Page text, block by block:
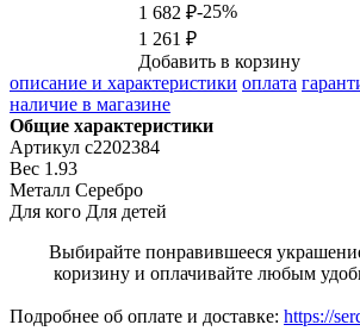
1 682 ₽-25%
1 261 ₽
Добавить в корзину
описание и характеристики оплата
наличие в магазине
Общие характеристики
Артикул с2202384
Вес 1.93
Металл Серебро
Для кого Для детей
Выбирайте понравившееся
коризину и оплачивайте любым
Подробнее об оплате и доставке: https://